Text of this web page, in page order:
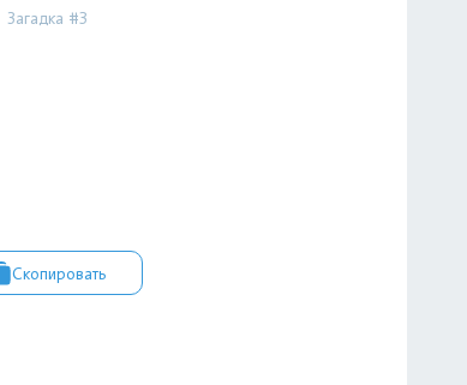
Загадка #3
Скопировать